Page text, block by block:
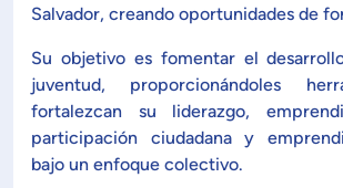
de Administración y Finanzas
Profesional e Internacionalización
Salvador, creando oportunidades de
Su objetivo es fomentar el
juventud, proporcionándoles
fortalezcan su liderazgo,
participación ciudadana y
bajo un enfoque colectivo.